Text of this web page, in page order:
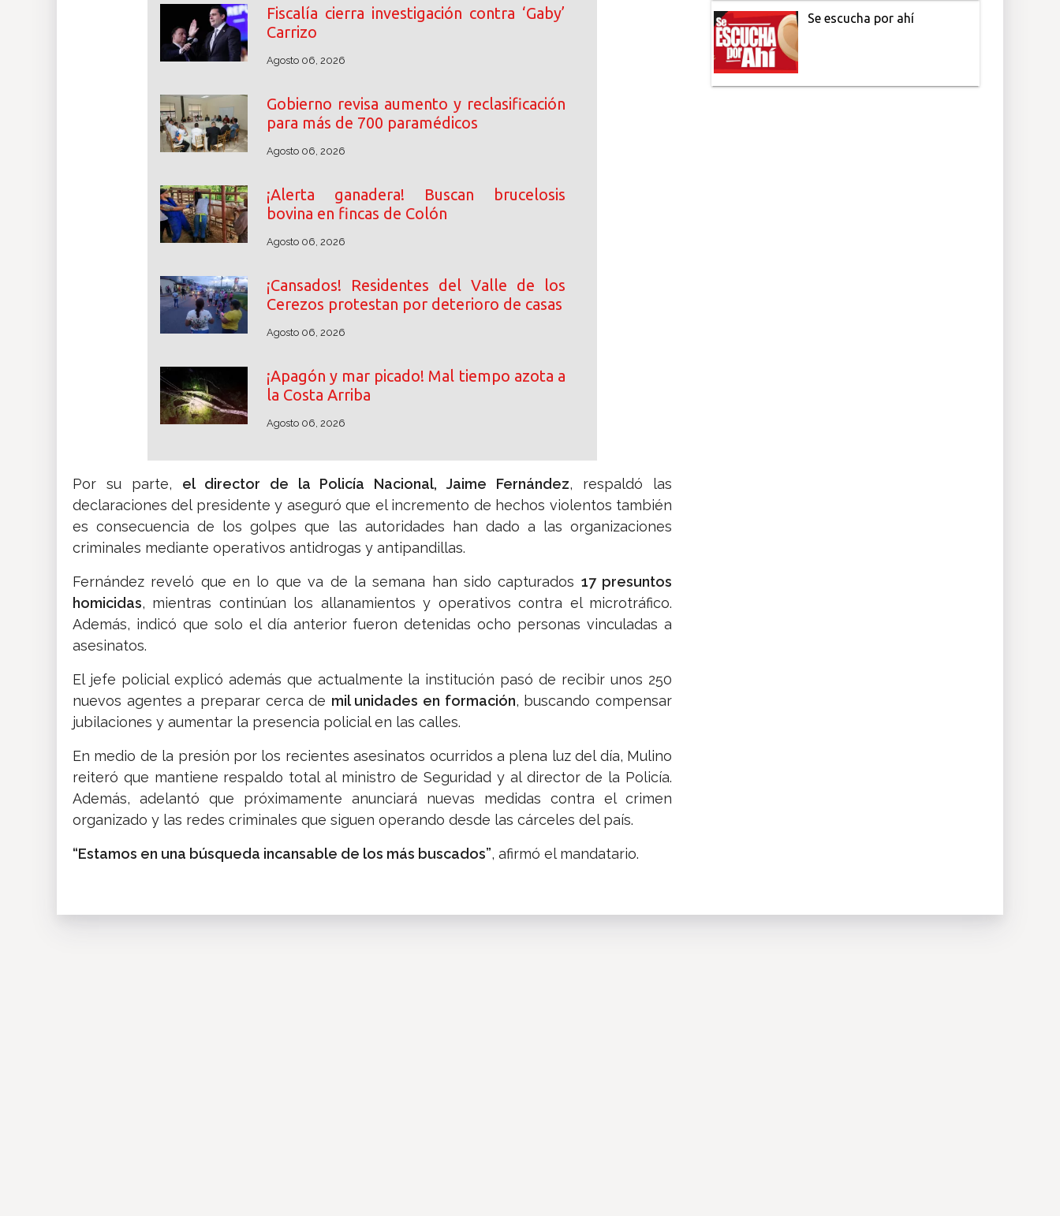
Fiscalía cierra investigación contra ‘Gaby’
Carrizo
Agosto 06, 2026
Gobierno revisa aumento y reclasificación
para más de 700 paramédicos
Agosto 06, 2026
¡Alerta ganadera! Buscan brucelosis
bovina en fincas de Colón
Agosto 06, 2026
¡Cansados! Residentes del Valle de los
Cerezos protestan por deterioro de casas
Agosto 06, 2026
¡Apagón y mar picado! Mal tiempo azota a
la Costa Arriba
Agosto 06, 2026
Por su parte, el director de la Policía Nacional, Jaime Fernández, respaldó las
declaraciones del presidente y aseguró que el incremento de hechos violentos también
es consecuencia de los golpes que las autoridades han dado a las organizaciones
criminales mediante operativos antidrogas y antipandillas.
Fernández reveló que en lo que va de la semana han sido capturados 17 presuntos
homicidas, mientras continúan los allanamientos y operativos contra el microtráfico.
Además, indicó que solo el día anterior fueron detenidas ocho personas vinculadas a
asesinatos.
El jefe policial explicó además que actualmente la institución pasó de recibir unos 250
nuevos agentes a preparar cerca de mil unidades en formación, buscando compensar
jubilaciones y aumentar la presencia policial en las calles.
En medio de la presión por los recientes asesinatos ocurridos a plena luz del día, Mulino
reiteró que mantiene respaldo total al ministro de Seguridad y al director de la Policía.
Además, adelantó que próximamente anunciará nuevas medidas contra el crimen
organizado y las redes criminales que siguen operando desde las cárceles del país.
“Estamos en una búsqueda incansable de los más buscados”, afirmó el mandatario.
Se escucha por ahí